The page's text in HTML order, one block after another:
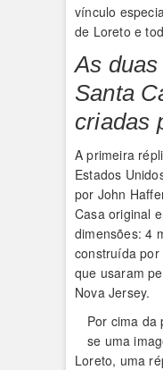
vínculo
de Loreto e
As
Santa
criadas
A primeira
Estados
por John
Casa original
dimensões: 4
construída
que usaram
Nova Jersey.
Por cima da
se uma
Loreto, uma